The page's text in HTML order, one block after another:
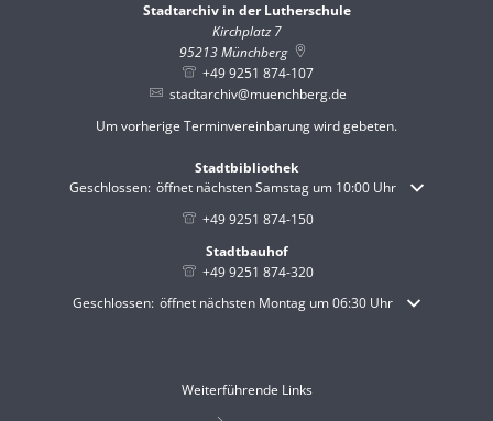
Stadtarchiv in der Lutherschule
Kirchplatz 7
95213Münchberg
+49 9251 874-107
stadtarchiv@muenchberg.de
Um vorherige Terminvereinbarung wird gebeten.
Stadtbibliothek
Klicken, um weitere Öffnungs- oder Schließzeiten auszublenden
Geschlossen: öffnet nächsten Samstag um 10:00 Uhr
+49 9251 874-150
Stadtbauhof
+49 9251 874-320
Klicken, um weitere Öffnungs- oder Schließzeiten auszublenden
Geschlossen: öffnet nächsten Montag um 06:30 Uhr
Weiterführende Links